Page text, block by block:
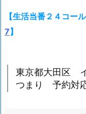
厨
つ
ま
【生活当番２４コー
7】
東京都大田区
つまり 予約対